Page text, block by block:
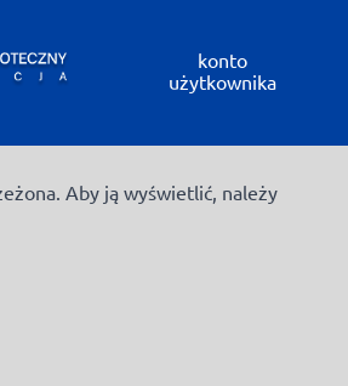
konto
użytkownika
Aby ją wyświetlić, należy